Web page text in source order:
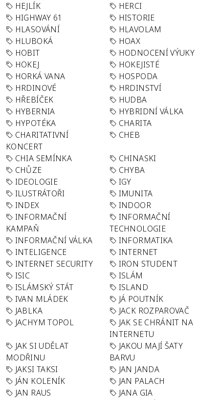
HEJLÍK
HERCI
HIGHWAY 61
HISTORIE
HLASOVÁNÍ
HLAVOLAM
HLUBOKÁ
HOAX
HOBIT
HODNOCENÍ VÝUKY
HOKEJ
HOKEJISTÉ
HORKÁ VANA
HOSPODA
HRDINOVÉ
HRDINSTVÍ
HŘEBÍČEK
HUDBA
HYBERNIA
HYBRIDNÍ VÁLKA
HYPOTÉKA
CHARITA
CHARITATIVNÍ
KONCERT
CHEB
CHIA SEMÍNKA
CHINASKI
CHŮZE
CHYBA
IDEOLOGIE
IGY
ILUSTRÁTOŘI
IMUNITA
INDEX
INDOOR
INFORMAČNÍ
KAMPAŇ
INFORMAČNÍ
TECHNOLOGIE
INFORMAČNÍ VÁLKA
INFORMATIKA
INTELIGENCE
INTERNET
INTERNET SECURITY
IRON STUDENT
ISIC
ISLÁM
ISLÁMSKÝ STÁT
ISLAND
IVAN MLÁDEK
JÁ POUTNÍK
JABLKA
JACK ROZPAROVAČ
JACHYM TOPOL
JAK SE CHRÁNIT NA
INTERNETU
JAK SI UDĚLAT
MODŘINU
JAKOU MAJÍ ŠATY
BARVU
JAKSI TAKSI
JAN JANDA
JÁN KOLENÍK
JAN PALACH
JAN RAUS
JANA GIA